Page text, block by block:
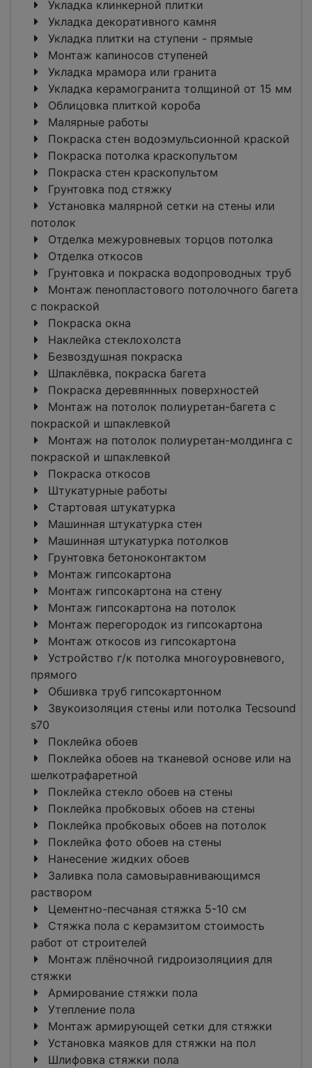
Укладка клинкерной плитки
Укладка декоративного камня
Укладка плитки на ступени - прямые
Монтаж капиносов ступеней
Укладка мрамора или гранита
Укладка керамогранита толщиной от 15 мм
Облицовка плиткой короба
Малярные работы
Покраска стен водоэмульсионной краской
Покраска потолка краскопультом
Покраска стен краскопультом
Грунтовка под стяжку
Установка малярной сетки на стены или
потолок
Отделка межуровневых торцов потолка
Отделка откосов
Грунтовка и покраска водопроводных труб
Монтаж пенопластового потолочного багета
c покраской
Покраска окна
Наклейка стеклохолста
Безвоздушная покраска
Шпаклёвка, покраска багета
Покраска деревяннных поверхностей
Монтаж на потолок полиуретан-багета c
покраской и шпаклевкой
Монтаж на потолок полиуретан-молдинга c
покраской и шпаклевкой
Покраска откосов
Штукатурные работы
Стартовая штукатурка
Машинная штукатурка стен
Машинная штукатурка потолков
Грунтовка бетоноконтактом
Монтаж гипсокартона
Монтаж гипсокартона на стену
Монтаж гипсокартона на потолок
Монтаж перегородок из гипсокартона
Монтаж откосов из гипсокартона
Устройство г/к потолка многоуровневого,
прямого
Обшивка труб гипсокартонном
Звукоизоляция стены или потолка Tecsound
s70
Поклейка обоев
Поклейка обоев на тканевой основе или на
шелкотрафаретной
Поклейка стекло обоев на стены
Поклейка пробковых обоев на стены
Поклейка пробковых обоев на потолок
Поклейка фото обоев на стены
Нанесение жидких обоев
Заливка пола самовыравнивающимся
раствором
Цементно-песчаная стяжка 5-10 см
Стяжка пола с керамзитом стоимость
работ от строителей
Монтаж плёночной гидроизоляциия для
стяжки
Армирование стяжки пола
Утепление пола
Монтаж армирующей сетки для стяжки
Установка маяков для стяжки на пол
Шлифовка стяжки пола